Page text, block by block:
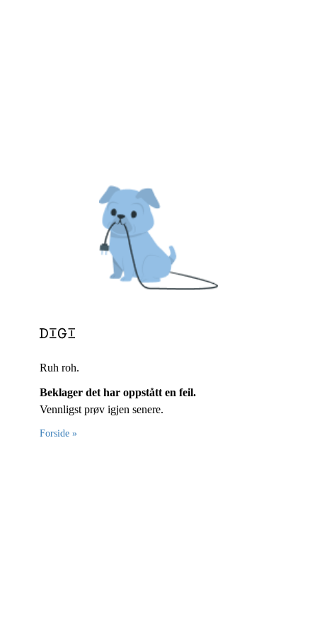
Ruh roh.
Beklager det har oppstått en feil.
Vennligst prøv igjen senere.
Forside »